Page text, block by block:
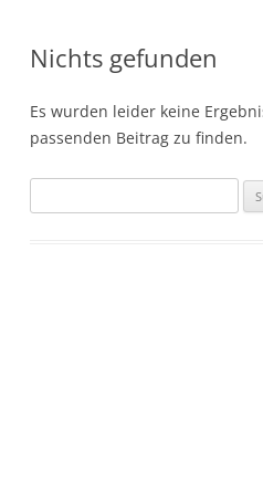
Nichts gefunden
Es wurden leider keine
passenden Beitrag zu finden.
nach: